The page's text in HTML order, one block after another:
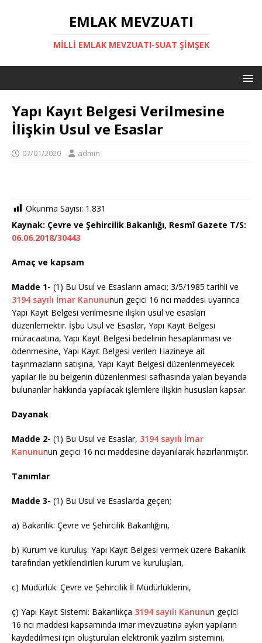
EMLAK MEVZUATI
MILLI EMLAK MEVZUATI-SUAT ŞİMŞEK
Yapı Kayıt Belgesi Verilmesine
İlişkin Usul ve Esaslar
07/01/2020 admin
Okunma Sayısı: 1.831
Kaynak: Çevre ve Şehircilik Bakanlığı, Resmî Gazete T/S:
06.06.2018/30443
Amaç ve kapsam
Madde 1- (1) Bu Usul ve Esasların amacı; 3/5/1985 tarihli ve
3194 sayılı İmar Kanununun geçici 16 ncı maddesi uyarınca
Yapı Kayıt Belgesi verilmesine ilişkin usul ve esasları
düzenlemektir. İşbu Usul ve Esaslar, Yapı Kayıt Belgesi
müracaatına, Yapı Kayıt Belgesi bedelinin hesaplanması ve
ödenmesine, Yapı Kayıt Belgesi verilen Hazineye ait
taşınmazların satışına, Yapı Kayıt Belgesi düzenlenmeyecek
yapılar ile bu belgenin düzenlenmesi safhasında yalan beyanda
bulunanlar hakkında yapılacak işlemlere ilişkin hususları kapsar.
Dayanak
Madde 2- (1) Bu Usul ve Esaslar, 3194 sayılı İmar
Kanununun geçici 16 ncı maddesine dayanılarak hazırlanmıştır.
Tanımlar
Madde 3- (1) Bu Usul ve Esaslarda geçen;
a) Bakanlık: Çevre ve Şehircilik Bakanlığını,
b) Kurum ve kuruluş: Yapı Kayıt Belgesi vermek üzere Bakanlık
tarafından yetkilendirilen kurum ve kuruluşları,
c) Müdürlük: Çevre ve Şehircilik İl Müdürlüklerini,
ç) Yapı Kayıt Sistemi: Bakanlıkça 3194 sayılı Kanunun geçici
16 ncı maddesi kapsamında imar mevzuatına aykırı yapıların
kaydedilmesi için oluşturulan elektronik yazılım sistemini,